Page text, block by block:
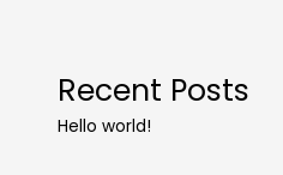
Recent Posts
Hello world!